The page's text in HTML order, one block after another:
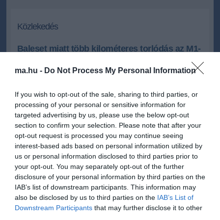
ma.hu - Do Not Process My Personal Information
If you wish to opt-out of the sale, sharing to third parties, or
processing of your personal or sensitive information for
targeted advertising by us, please use the below opt-out
section to confirm your selection. Please note that after your
opt-out request is processed you may continue seeing
interest-based ads based on personal information utilized by
us or personal information disclosed to third parties prior to
your opt-out. You may separately opt-out of the further
disclosure of your personal information by third parties on the
IAB’s list of downstream participants. This information may
also be disclosed by us to third parties on the IAB’s List of
Downstream Participants that may further disclose it to other
Közlekedés
Baleset miatt több kilométeres torlódás az M1-
vezető oldalon.
2019.06.25 09:35
ma.hu
+-
A baleset miatt korlátozásra és torlódásra kell számítani - írta a
rendőrség kedden a honlapján.
A közlemény szerint a baleset miatt az autó leesett a trélerről, és a
kisbuszban egy ember megsérült.